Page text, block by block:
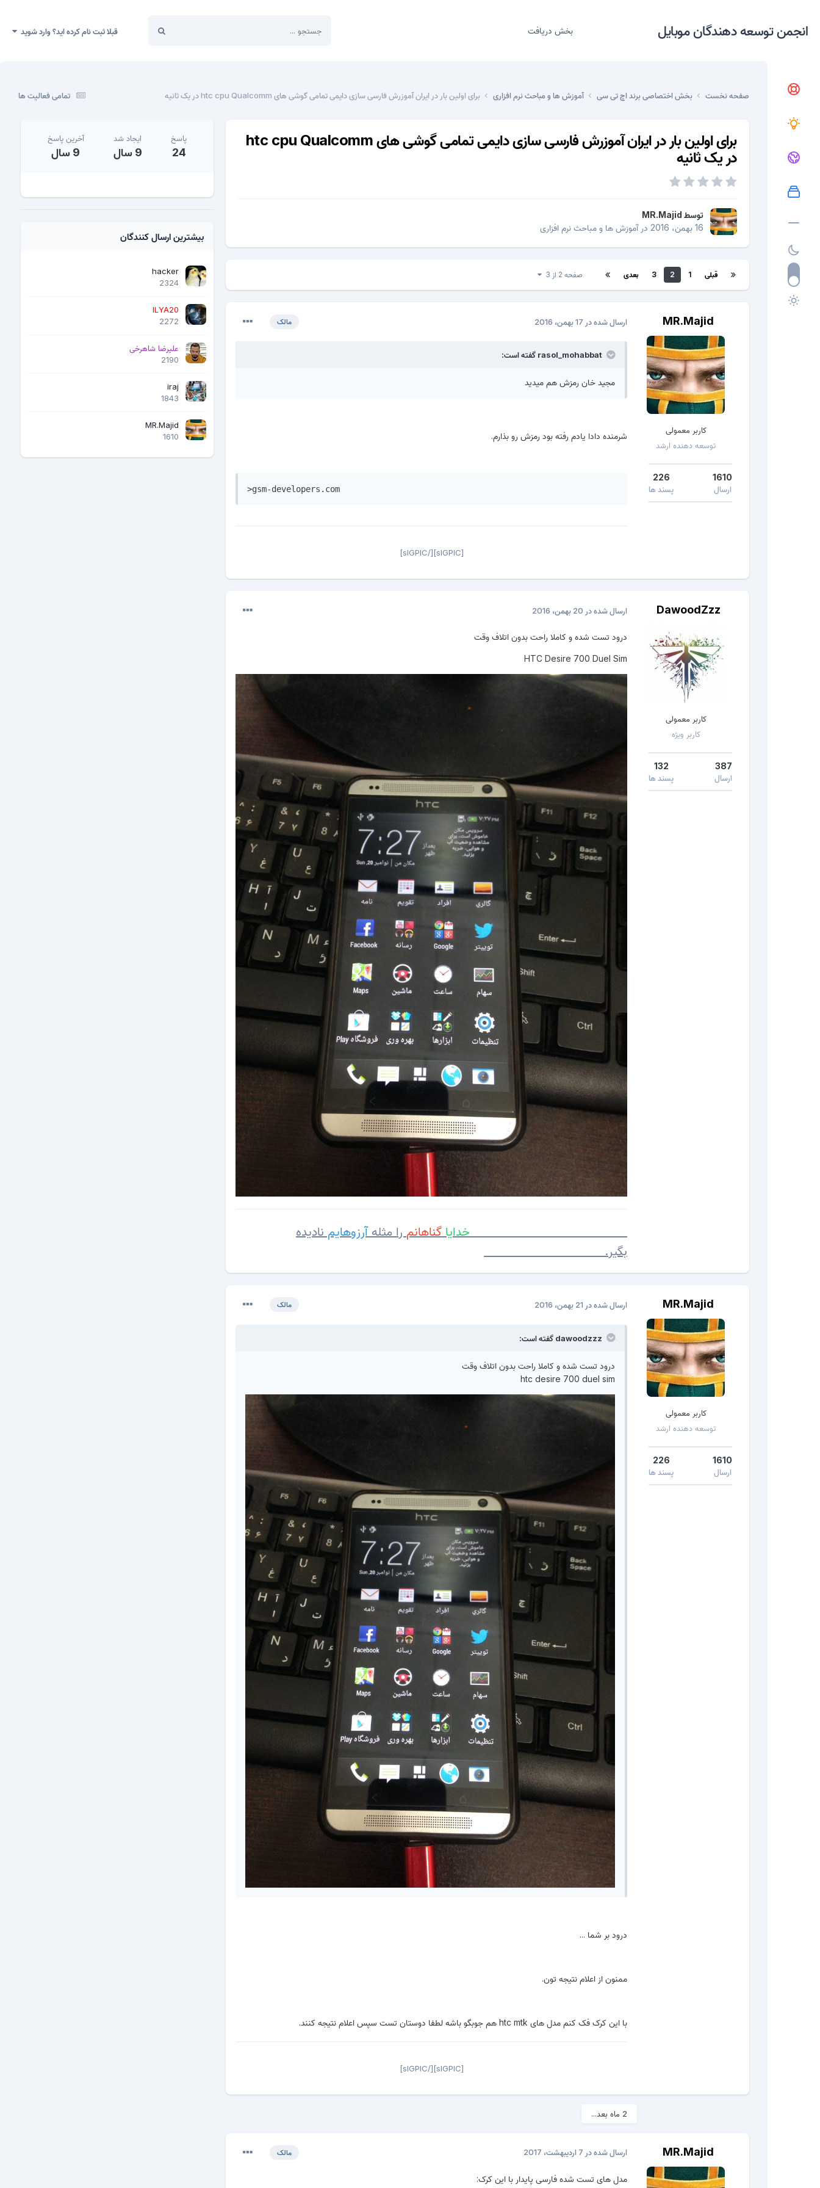
انجمن توسعه دهندگان موبایل بخش دریافت قبلا ثبت نام کرده اید؟ وارد شوید
تمامی فعالیت ها صفحه نخست بخش اختصاصی برند اچ تی سی آموزش ها و مباحث نرم افزاری برای اولین بار در ایران آموزرش فارسی سازی دایمی تمامی گوشی های htc cpu Qualcomm در یک ثانیه
برای اولین بار در ایران آموزرش فارسی سازی دایمی تمامی گوشی های htc cpu Qualcomm
در یک ثانیه
توسط MR.Majid
16 بهمن، 2016
درآموزش ها و مباحث نرم افزاری
قبلی 1
2
3 بعدی صفحه 2 از 3
MR.Majid
کاربر معمولی
توسعه دهنده ارشد
1610
ارسال
226
پسند ها
مالک ارسال شده در 17 بهمن، 2016
مجید خان رمزش هم میدید
شرمنده دادا یادم رفته بود رمزش رو بذارم.
>gsm-developers.com
[sIGPIC][/sIGPIC]
DawoodZzz
کاربر معمولی
کاربر ویژه
387
ارسال
132
پسند ها
ارسال شده در 20 بهمن، 2016
درود تست شده و کاملا راحت بدون اتلاف وقت
HTC Desire 700 Duel Sim
خدایا گناهانم را مثلهآرزوهایم نادیده
بگیر.
MR.Majid
کاربر معمولی
توسعه دهنده ارشد
1610
ارسال
226
پسند ها
مالک ارسال شده در 21 بهمن، 2016
درود تست شده و کاملا راحت بدون اتلاف وقت
htc desire 700 duel sim
درود بر شما ...
ممنون از اعلام نتیجه تون.
با این کرک فک کنم مدل های htc mtk هم جوبگو باشه لطفا دوستان تست سپس اعلام نتیجه کنند.
[sIGPIC][/sIGPIC]
2 ماه بعد...
MR.Majid مالک ارسال شده در 7 اردیبهشت، 2017
مدل های تست شده فارسی پایدار با این کرک:
پاسخ
24
ایجاد شد
9 سال
آخرین پاسخ
9 سال
بیشترین ارسال کنندگان
hacker
2324
ILYA20
2272
علیرضا شاهرخی
2190
iraj
1843
MR.Majid
1610